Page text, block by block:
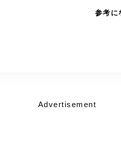
参考に
Advertisement